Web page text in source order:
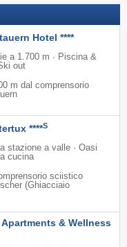
Hotel ****
a 1.700 m · Piscina &
out
m dal comprensorio
****S
stazione a valle · Oasi
cucina
sciistico
(Ghiacciaio
& Wellness